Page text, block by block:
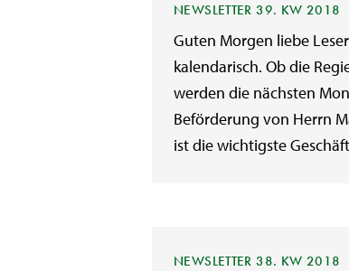
NEWSLETTER 39. KW 2018
Guten Morgen liebe
kalendarisch. Ob die
werden die nächsten
Beförderung von Herrn
ist die wichtigste
NEWSLETTER 38. KW 2018